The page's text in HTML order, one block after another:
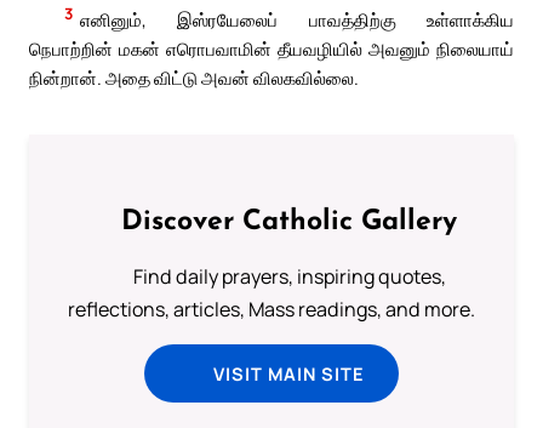
3 எனினும், இஸ்ரயேலைப் பாவத்திற்கு உள்ளாக்கிய
நெபாற்றின் மகன் எரொபவாமின் தீயவழியில் அவனும் நிலையாய்
நின்றான். அதை விட்டு அவன் விலகவில்லை.
Discover Catholic Gallery
Find daily prayers, inspiring quotes,
reflections, articles, Mass readings, and more.
VISIT MAIN SITE